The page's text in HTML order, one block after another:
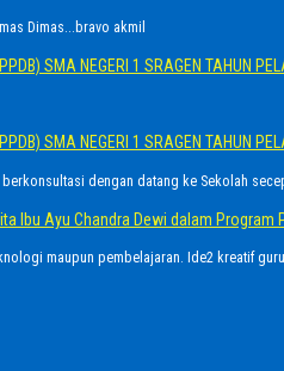
Dimas...bravo akmil
SMA NEGERI 1 SRAGEN TAHUN
SMA NEGERI 1 SRAGEN TAHUN
dengan datang ke Sekolah
Ibu Ayu Chandra Dewi dalam Program
maupun pembelajaran. Ide2 kreatif